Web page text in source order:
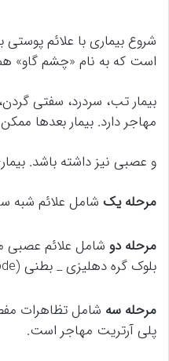
شروع بیماری با علائم پوستی
است که به نام «چشم گاو»
بیمار تب، سردرد، سفتی
مهاجر دارد. بیمار بعدها
و عصبی نیز داشته باشد.
مرحله یک شامل علائم شبه
مرحله دو شامل علائم عصبی
بلوک گره دهلیزی _ بطنی (AV node) است.
مرحله سه شامل تظاهرات
پلی آرتریت مهاجر است.